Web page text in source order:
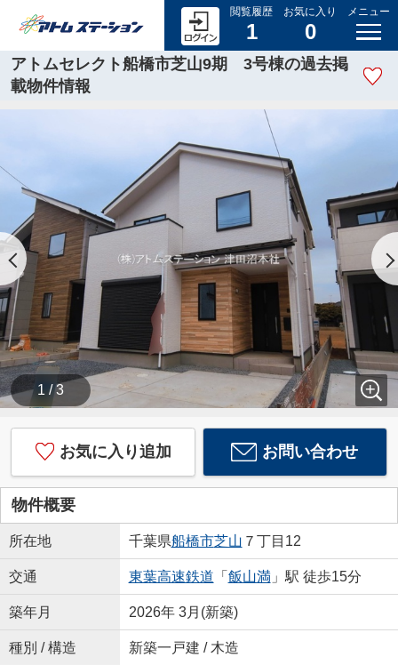
閲覧履歴
1
お気に入り
0
メニュー
アトムセレクト船橋市芝山9期 3号棟の過去掲
載物件情報
1 / 3
お気に入り追加 お問い合わせ
物件概要
所在地 千葉県船橋市芝山 ７丁目12
交通 東葉高速鉄道 「 飯山満」駅 徒歩15分
築年月 2026年 3月(新築)
種別 / 構造 新築一戸建 / 木造